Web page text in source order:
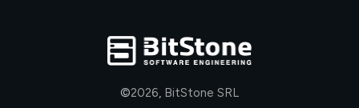
©2026, BitStone SRL